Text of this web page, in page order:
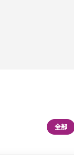
全部